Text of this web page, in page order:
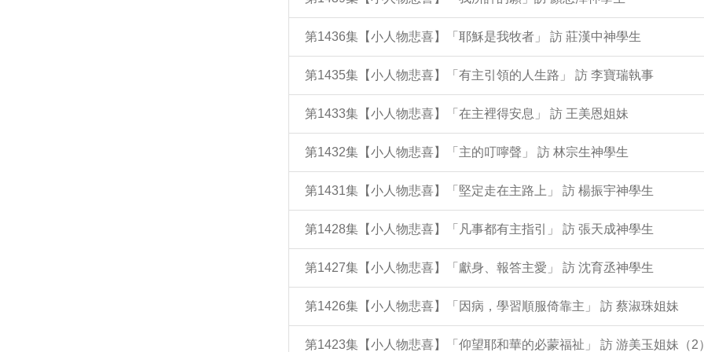
第1436集【小人物悲喜】「耶穌是我牧者」 訪 莊漢中神學生
第1435集【小人物悲喜】「有主引領的人生路」 訪 李寶瑞執事
第1433集【小人物悲喜】「在主裡得安息」 訪 王美恩姐妹
第1432集【小人物悲喜】「主的叮嚀聲」 訪 林宗生神學生
第1431集【小人物悲喜】「堅定走在主路上」 訪 楊振宇神學生
第1428集【小人物悲喜】「凡事都有主指引」 訪 張天成神學生
第1427集【小人物悲喜】「獻身、報答主愛」 訪 沈育丞神學生
第1426集【小人物悲喜】「因病，學習順服倚靠主」 訪 蔡淑珠姐妹
第1423集【小人物悲喜】「仰望耶和華的必蒙福祉」 訪 游美玉姐妹（2